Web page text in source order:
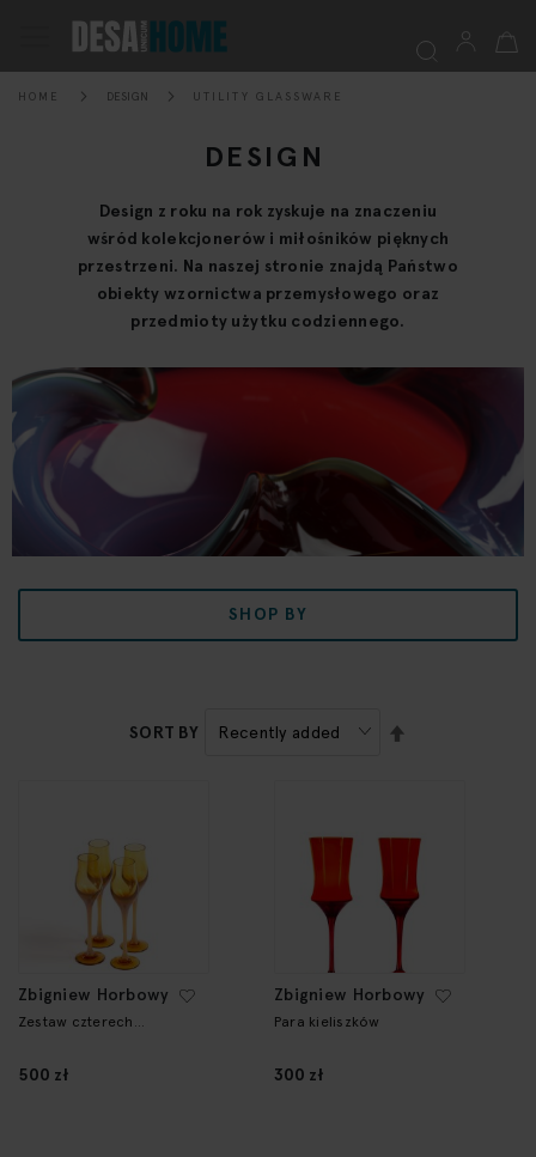
My
HOME DESIGN UTILITY GLASSWARE
DESIGN
Design z roku na rok zyskuje na znaczeniu
wśród kolekcjonerów i miłośników pięknych
przestrzeni. Na naszej stronie znajdą Państwo
obiekty wzornictwa przemysłowego oraz
przedmioty użytku codziennego.
SORT BY
Zbigniew Horbowy
Zestaw czterech
500 zł
Zbigniew Horbowy
Para kieliszków
300 zł
SHOP BY